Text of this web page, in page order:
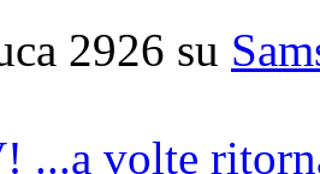
2926 su
...a volte